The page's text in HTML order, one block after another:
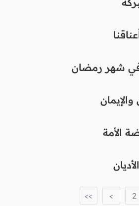
في شهر رمضان
الأمة
2
>
>>